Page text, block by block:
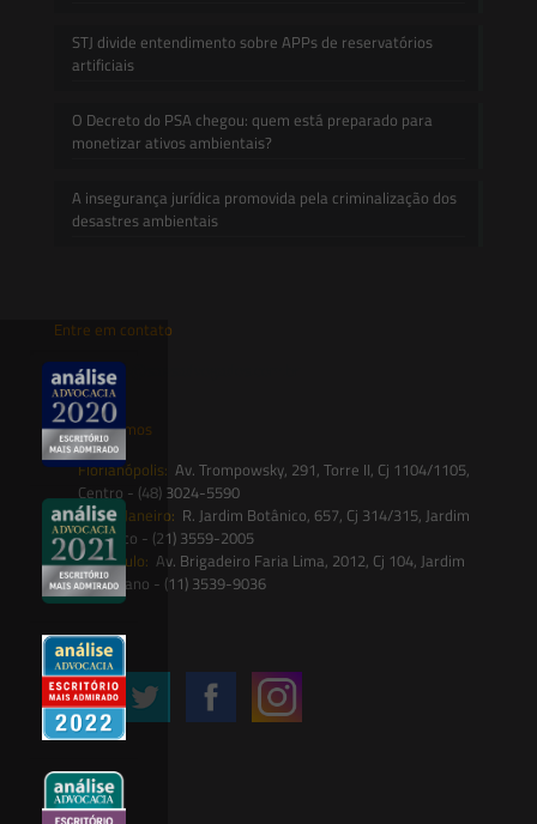
STJ divide entendimento sobre APPs de reservatórios
artificiais
O Decreto do PSA chegou: quem está preparado para
monetizar ativos ambientais?
A insegurança jurídica promovida pela criminalização dos
desastres ambientais
Entre em contato
contato@saesadvogados.com.br
Onde estamos
Florianópolis: Av. Trompowsky, 291, Torre II, Cj 1104/1105,
Centro - (48) 3024-5590
Rio de Janeiro: R. Jardim Botânico, 657, Cj 314/315, Jardim
Botânico - (21) 3559-2005
São Paulo: Av. Brigadeiro Faria Lima, 2012, Cj 104, Jardim
Paulistano - (11) 3539-9036
Siga-nos